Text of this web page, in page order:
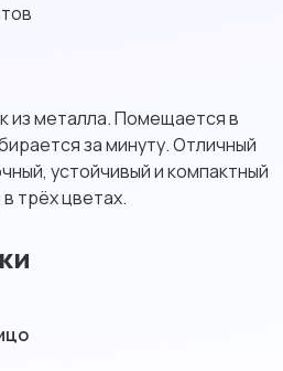
из металла. Помещается в
за минуту. Отличный
устойчивый и компактный
трёх цветах.